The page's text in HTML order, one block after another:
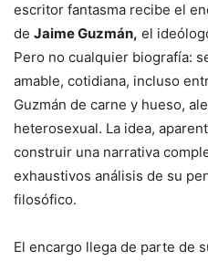
escritor fantasma recibe el
de Jaime Guzmán, el
Pero no cualquier biografía:
amable, cotidiana, incluso
Guzmán de carne y hueso,
heterosexual. La idea,
construir una narrativa
exhaustivos análisis de su
filosófico.
El encargo llega de parte de